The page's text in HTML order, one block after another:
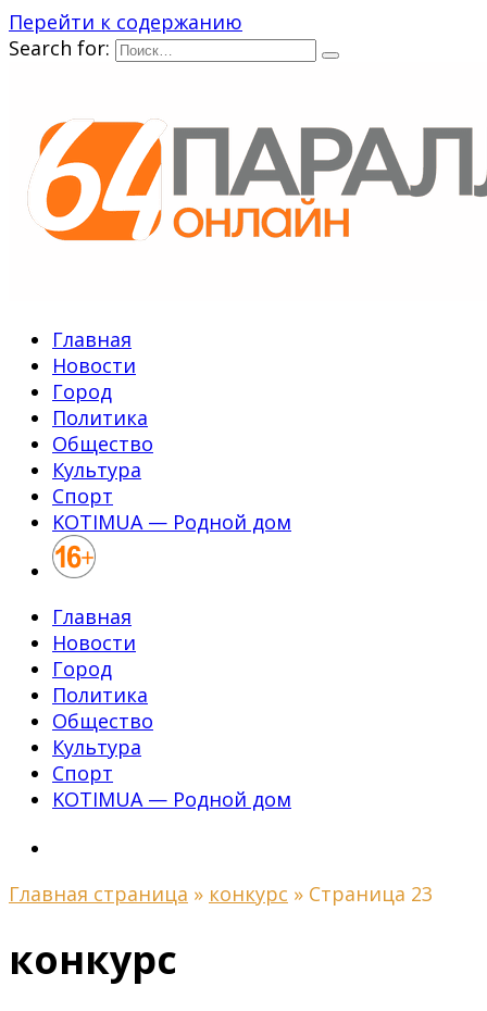
Перейти к содержанию
Search for:
Главная
Новости
Город
Политика
Общество
Культура
Спорт
KOTIMUA — Родной дом
Главная
Новости
Город
Политика
Общество
Культура
Спорт
KOTIMUA — Родной дом
Главная страница » конкурс » Страница 23
конкурс